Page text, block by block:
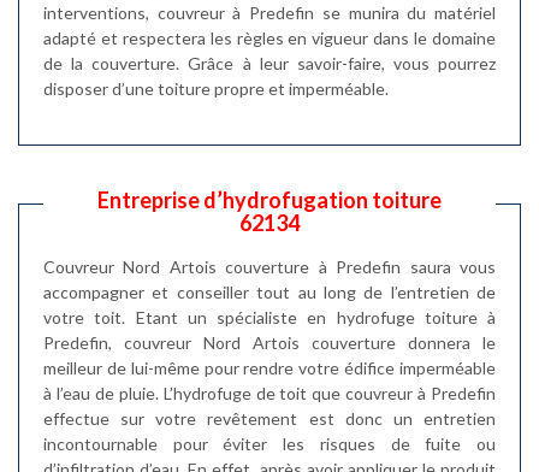
interventions, couvreur à Predefin se munira du matériel
adapté et respectera les règles en vigueur dans le domaine
de la couverture. Grâce à leur savoir-faire, vous pourrez
disposer d’une toiture propre et imperméable.
Entreprise d’hydrofugation toiture
62134
Couvreur Nord Artois couverture à Predefin saura vous
accompagner et conseiller tout au long de l’entretien de
votre toit. Etant un spécialiste en hydrofuge toiture à
Predefin, couvreur Nord Artois couverture donnera le
meilleur de lui-même pour rendre votre édifice imperméable
à l’eau de pluie. L’hydrofuge de toit que couvreur à Predefin
effectue sur votre revêtement est donc un entretien
incontournable pour éviter les risques de fuite ou